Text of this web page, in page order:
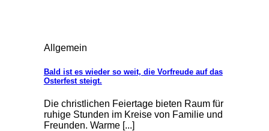
Allgemein
Bald ist es wieder so weit, die Vorfreude auf das
Osterfest steigt.
Die christlichen Feiertage bieten Raum für
ruhige Stunden im Kreise von Familie und
Freunden. Warme [...]